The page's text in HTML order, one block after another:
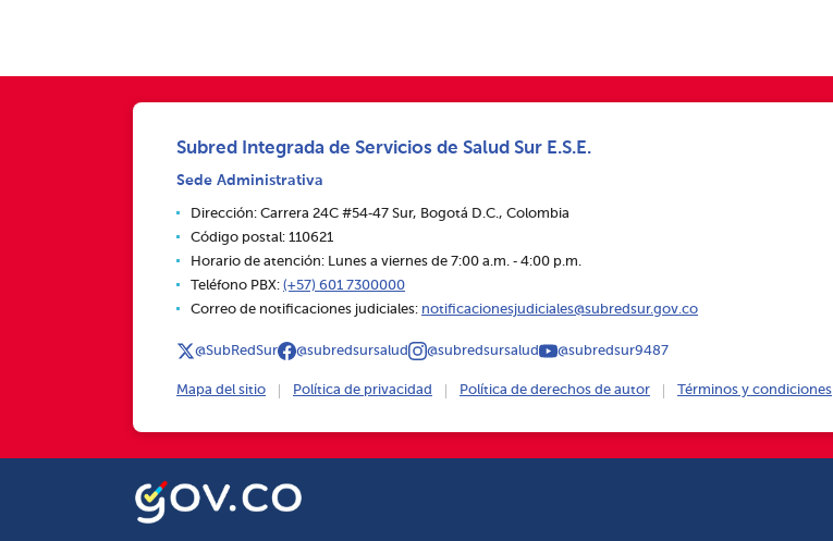
Subred Integrada de Servicios de Salud Sur E.S.E.
Sede Administrativa
Dirección: Carrera 24C #54‑47 Sur, Bogotá D.C., Colombia
Código postal: 110621
Horario de atención: Lunes a viernes de 7:00 a.m. ‑ 4:00 p.m.
Teléfono PBX: (+57) 601 7300000
Correo de notificaciones judiciales: notificacionesjudiciales@subredsur.gov.co
@SubRedSur @subredsursalud @subredsursalud @subredsur9487
Mapa del sitio Política de privacidad Política de derechos de autor Términos y condiciones